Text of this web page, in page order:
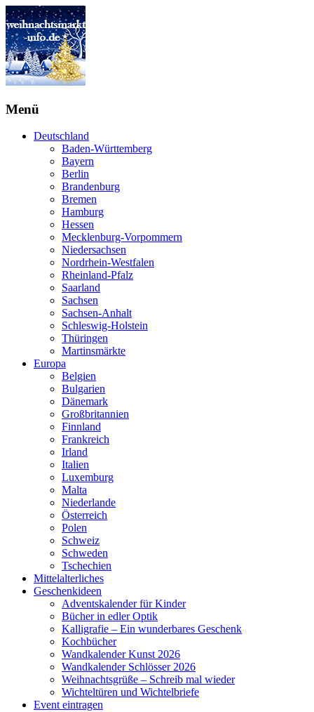
Menü
Deutschland
Baden-Württemberg
Bayern
Berlin
Brandenburg
Bremen
Hamburg
Hessen
Mecklenburg-Vorpommern
Niedersachsen
Nordrhein-Westfalen
Rheinland-Pfalz
Saarland
Sachsen
Sachsen-Anhalt
Schleswig-Holstein
Thüringen
Martinsmärkte
Europa
Belgien
Bulgarien
Dänemark
Großbritannien
Finnland
Frankreich
Irland
Italien
Luxemburg
Malta
Niederlande
Österreich
Polen
Schweiz
Schweden
Tschechien
Mittelalterliches
Geschenkideen
Adventskalender für Kinder
Bücher in edler Optik
Kalligrafie – Ein wunderbares Geschenk
Kochbücher
Wandkalender Kunst 2026
Wandkalender Schlösser 2026
Weihnachtsgrüße – Schreib mal wieder
Wichteltüren und Wichtelbriefe
Event eintragen